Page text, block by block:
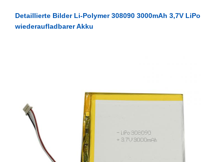
Detaillierte Bilder Li-Polymer 308090 3000mAh 3,7V LiPo
wiederaufladbarer Akku